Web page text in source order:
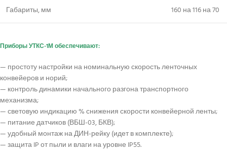
Габариты, мм 160 на 116 на 70
Приборы УТКС-1М обеспечивают:
— простоту настройки на номинальную скорость ленточных
конвейеров и норий;
— контроль динамики начального разгона транспортного
механизма;
— световую индикацию % снижения скорости конвейерной ленты;
— питание датчиков (ВБШ-03, БКВ);
— удобный монтаж на ДИН-рейку (идет в комплекте);
— защита IP от пыли и влаги на уровне IP55.